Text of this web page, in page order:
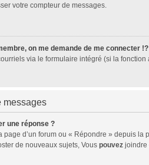
votre compteur de messages.
on me demande de me connecter !?
via le formulaire intégré (si la
messages
une réponse ?
d’un forum ou « Répondre » depuis
de nouveaux sujets, Vous pouvez joindre